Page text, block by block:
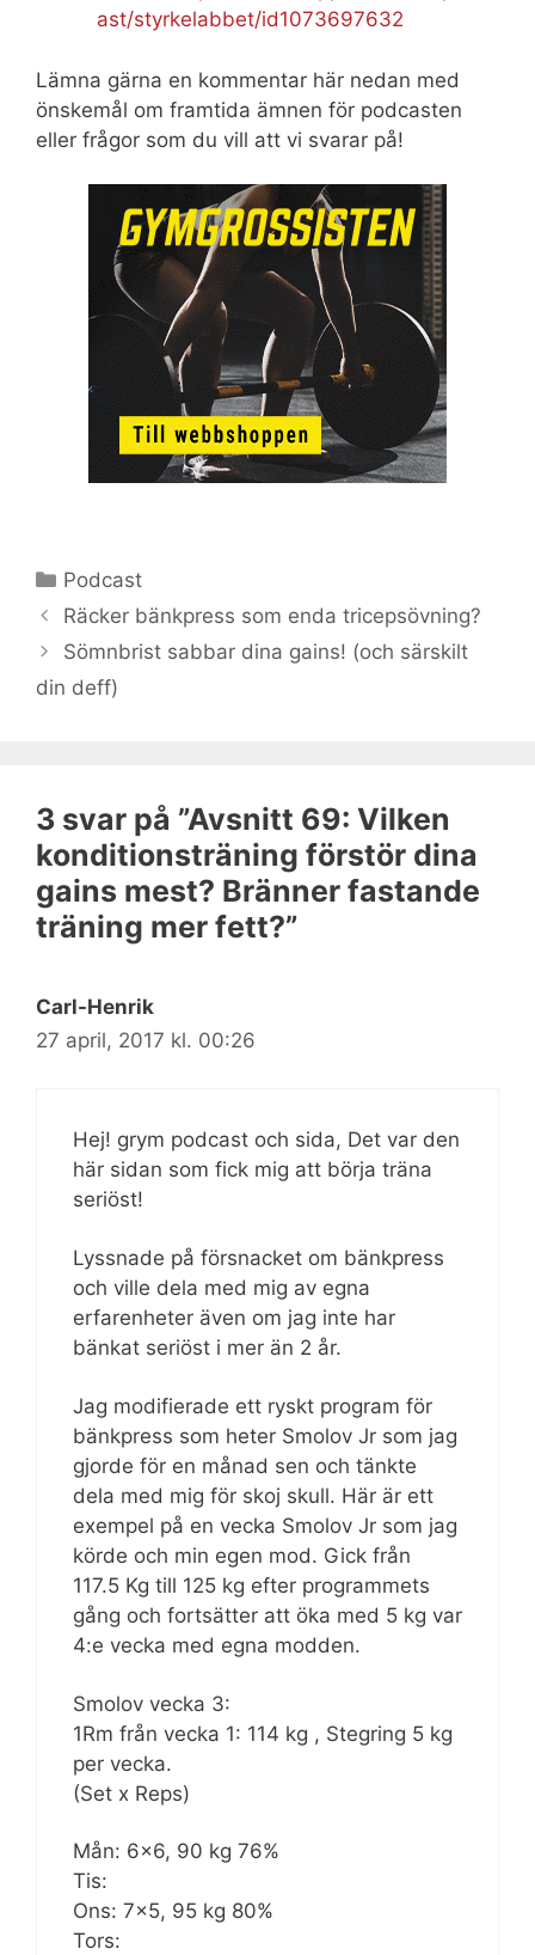
ast/styrkelabbet/id1073697632
Lämna gärna en kommentar här nedan med
önskemål om framtida ämnen för podcasten
eller frågor som du vill att vi svarar på!
Kategorier
Podcast
Räcker bänkpress som enda tricepsövning?
Sömnbrist sabbar dina gains! (och särskilt
din deff)
3 svar på ”Avsnitt 69: Vilken
konditionsträning förstör dina
gains mest? Bränner fastande
träning mer fett?”
Carl-Henrik
27 april, 2017 kl. 00:26
Hej! grym podcast och sida, Det var den
här sidan som fick mig att börja träna
seriöst!
Lyssnade på försnacket om bänkpress
och ville dela med mig av egna
erfarenheter även om jag inte har
bänkat seriöst i mer än 2 år.
Jag modifierade ett ryskt program för
bänkpress som heter Smolov Jr som jag
gjorde för en månad sen och tänkte
dela med mig för skoj skull. Här är ett
exempel på en vecka Smolov Jr som jag
körde och min egen mod. Gick från
117.5 Kg till 125 kg efter programmets
gång och fortsätter att öka med 5 kg var
4:e vecka med egna modden.
Smolov vecka 3:
1Rm från vecka 1: 114 kg , Stegring 5 kg
per vecka.
(Set x Reps)
Mån: 6×6, 90 kg 76%
Tis:
Ons: 7×5, 95 kg 80%
Tors: